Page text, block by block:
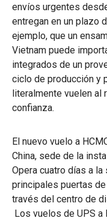
envíos urgentes
entregan en un plazo
ejemplo, que un
Vietnam puede
integrados de un
ciclo de producción y
literalmente vuelen al
confianza.
El nuevo vuelo a
China, sede de la
Opera cuatro días a la
principales puertas de
través del centro de
Los vuelos de UPS